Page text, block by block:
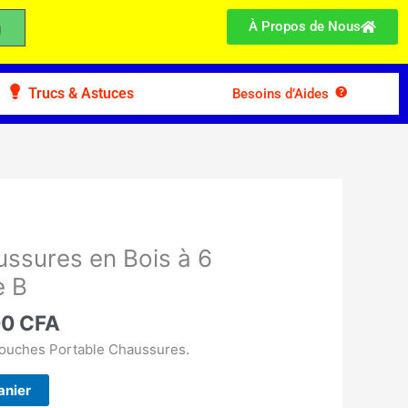
À Propos de Nous
Trucs & Astuces Besoins d’Aides
en Bois à 6
B
CFA.
CFA
prix
actuel
Portable Chaussures.